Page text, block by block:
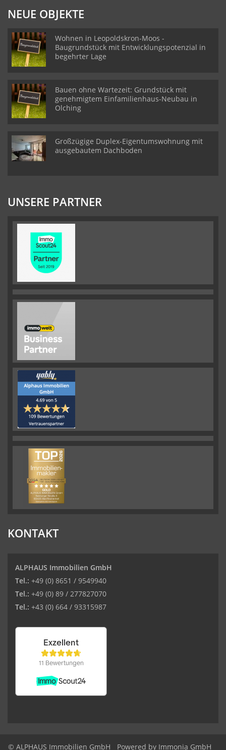
NEUE OBJEKTE
Wohnen in Leopoldskron-Moos -
Baugrundstück mit Entwicklungspotenzial in
begehrter Lage
Bauen ohne Wartezeit: Grundstück mit
genehmigtem Einfamilienhaus-Neubau in
Olching
Großzügige Duplex-Eigentumswohnung mit
ausgebautem Dachboden
UNSERE PARTNER
KONTAKT
ALPHAUS Immobilien GmbH
Tel.: +49 (0) 8651 / 9549940
Tel.: +49 (0) 89 / 277827070
Tel.: +43 (0) 664 / 93315987
© ALPHAUS Immobilien GmbH Powered by Immonia GmbH